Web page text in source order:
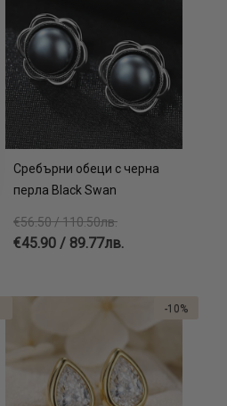
Сребърни обеци с черна
перла Black Swan
€56.50 / 110.50лв.
€45.90 / 89.77лв.
-10%